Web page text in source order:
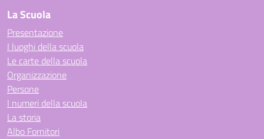
La Scuola
Presentazione
I luoghi della scuola
Le carte della scuola
Organizzazione
Persone
I numeri della scuola
La storia
Albo Fornitori